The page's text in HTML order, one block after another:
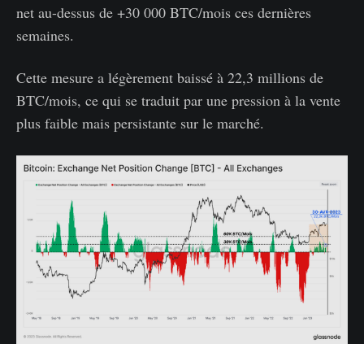
net au-dessus de +30 000 BTC/mois ces dernières
semaines.
Cette mesure a légèrement baissé à 22,3 millions de
BTC/mois, ce qui se traduit par une pression à la vente
plus faible mais persistante sur le marché.